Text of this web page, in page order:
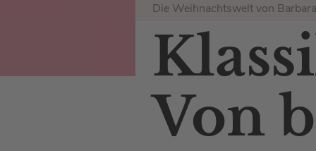
Die Weihnachtswelt von
Von